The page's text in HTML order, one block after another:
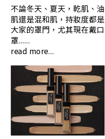
不論冬天、夏天，乾肌、油
肌還是混和肌，持妝度都是
大家的罩門，尤其現在戴口
罩......
read more...